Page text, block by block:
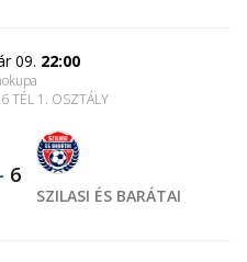
09. 22:00
TÉL 1. OSZTÁLY
6
SZILASI ÉS BARÁTAI